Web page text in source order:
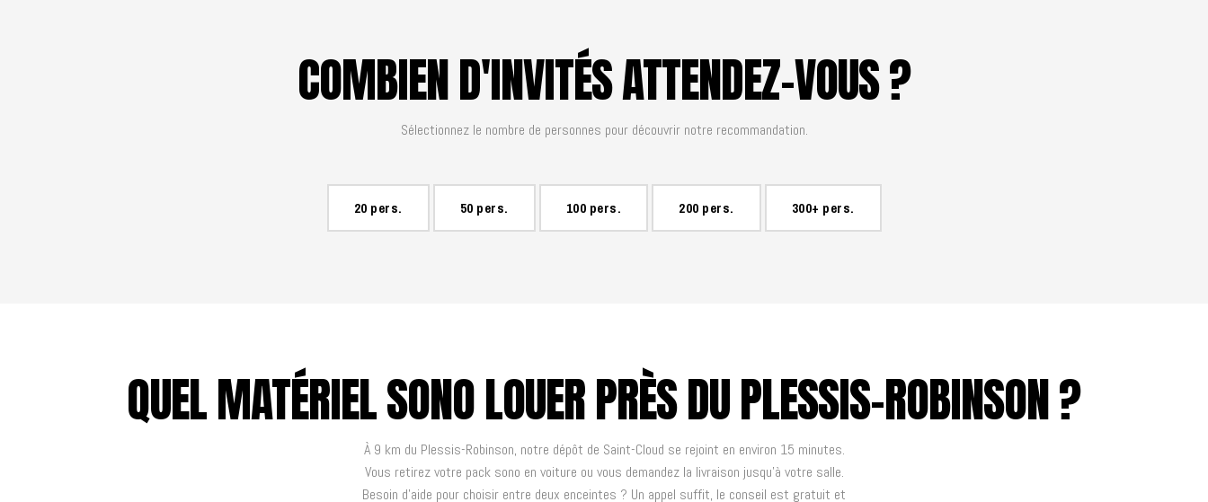
COMBIEN D'INVITÉS ATTENDEZ-VOUS ?
Sélectionnez le nombre de personnes pour découvrir notre recommandation.
20 pers. 50 pers. 100 pers. 200 pers. 300+ pers.
QUEL MATÉRIEL SONO LOUER PRÈS DU PLESSIS-ROBINSON ?
À 9 km du Plessis-Robinson, notre dépôt de Saint-Cloud se rejoint en environ 15 minutes.
Vous retirez votre pack sono en voiture ou vous demandez la livraison jusqu'à votre salle.
Besoin d'aide pour choisir entre deux enceintes ? Un appel suffit, le conseil est gratuit et